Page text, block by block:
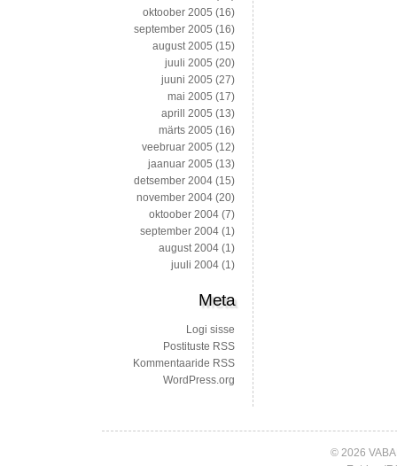
oktoober 2005 (16)
september 2005 (16)
august 2005 (15)
juuli 2005 (20)
juuni 2005 (27)
mai 2005 (17)
aprill 2005 (13)
märts 2005 (16)
veebruar 2005 (12)
jaanuar 2005 (13)
detsember 2004 (15)
november 2004 (20)
oktoober 2004 (7)
september 2004 (1)
august 2004 (1)
juuli 2004 (1)
Meta
Logi sisse
Postituste RSS
Kommentaaride RSS
WordPress.org
© 2026